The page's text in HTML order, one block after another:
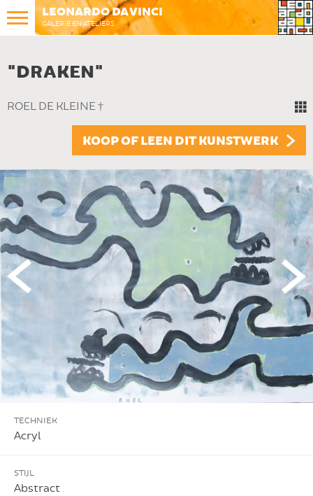
LEONARDO DA VINCI
GALERIE EN ATELIERS
"DRAKEN"
ROEL DE KLEINE †
KOOP OF LEEN DIT KUNSTWERK
TECHNIEK
Acryl
STIJL
Abstract